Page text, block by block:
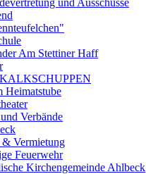
Am Stettiner Haff
Heimatstube
Verbände
Vermietung
Feuerwehr
Kirchengemeinde Ahlbeck